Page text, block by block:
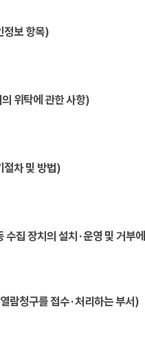
정보 항목)
위탁에 관한 사항)
절차 및 방법)
수집 장치의 설치·운영 및 거부
람청구를 접수·처리하는 부서)